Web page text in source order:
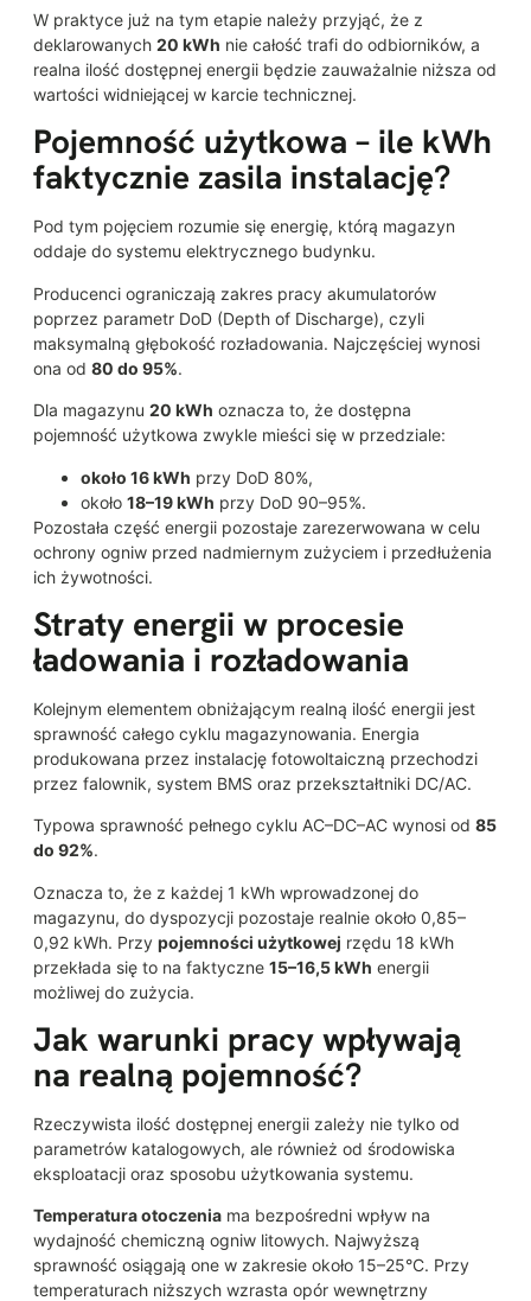
W praktyce już na tym etapie należy przyjąć, że z
deklarowanych 20 kWh nie całość trafi do odbiorników, a
realna ilość dostępnej energii będzie zauważalnie niższa od
wartości widniejącej w karcie technicznej.
Pojemność użytkowa – ile kWh
faktycznie zasila instalację?
Pod tym pojęciem rozumie się energię, którą magazyn
oddaje do systemu elektrycznego budynku.
Producenci ograniczają zakres pracy akumulatorów
poprzez parametr DoD (Depth of Discharge), czyli
maksymalną głębokość rozładowania. Najczęściej wynosi
ona od 80 do 95%.
Dla magazynu 20 kWh oznacza to, że dostępna
pojemność użytkowa zwykle mieści się w przedziale:
około 16 kWh przy DoD 80%,
około 18–19 kWh przy DoD 90–95%.
Pozostała część energii pozostaje zarezerwowana w celu
ochrony ogniw przed nadmiernym zużyciem i przedłużenia
ich żywotności.
Straty energii w procesie
ładowania i rozładowania
Kolejnym elementem obniżającym realną ilość energii jest
sprawność całego cyklu magazynowania. Energia
produkowana przez instalację fotowoltaiczną przechodzi
przez falownik, system BMS oraz przekształtniki DC/AC.
Typowa sprawność pełnego cyklu AC–DC–AC wynosi od 85
do 92%.
Oznacza to, że z każdej 1 kWh wprowadzonej do
magazynu, do dyspozycji pozostaje realnie około 0,85–
0,92 kWh. Przy pojemności użytkowej rzędu 18 kWh
przekłada się to na faktyczne 15–16,5 kWh energii
możliwej do zużycia.
Jak warunki pracy wpływają
na realną pojemność?
Rzeczywista ilość dostępnej energii zależy nie tylko od
parametrów katalogowych, ale również od środowiska
eksploatacji oraz sposobu użytkowania systemu.
Temperatura otoczenia ma bezpośredni wpływ na
wydajność chemiczną ogniw litowych. Najwyższą
sprawność osiągają one w zakresie około 15–25°C. Przy
temperaturach niższych wzrasta opór wewnętrzny